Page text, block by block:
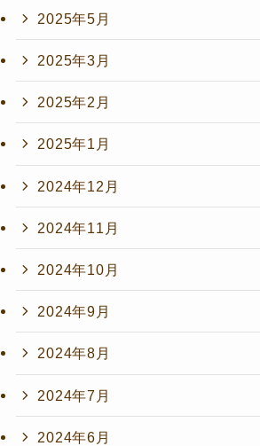
2025年5月
2025年3月
2025年2月
2025年1月
2024年12月
2024年11月
2024年10月
2024年9月
2024年8月
2024年7月
2024年6月